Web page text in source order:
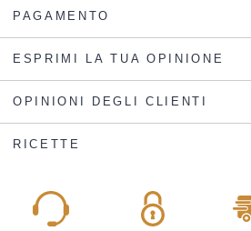
PAGAMENTO
ESPRIMI LA TUA OPINIONE
OPINIONI DEGLI CLIENTI
RICETTE